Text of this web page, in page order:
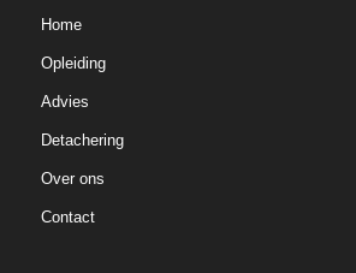
Home
Opleiding
Advies
Detachering
Over ons
Contact